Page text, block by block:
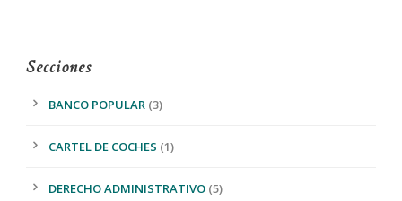
Secciones
BANCO POPULAR (3)
CARTEL DE COCHES (1)
DERECHO ADMINISTRATIVO (5)